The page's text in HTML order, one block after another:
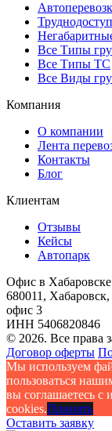
Все Типы
Все Типы ТС
Все Виды
Компания
О компании
Лента
Контакты
Блог
Клиентам
Отзывы
Кейсы
Автопарк
Офис в Хабаровске
680011, Хабаровск,
офис 3
ИНН 5406820846
© 2026. Все права
Договор оферты
Мы используем
пользоваться
вы соглашаетесь c
cookies.Принять
Оставить заявку